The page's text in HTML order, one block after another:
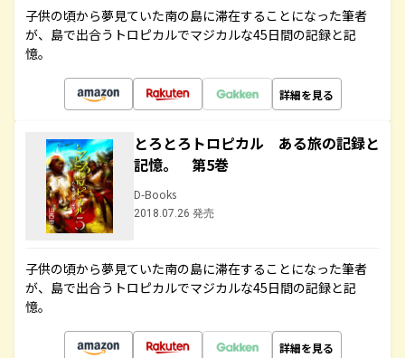
子供の頃から夢見ていた南の島に滞在することになった筆者
が、島で出合うトロピカルでマジカルな45日間の記録と記
憶。
詳細を見る
とろとろトロピカル ある旅の記録と
記憶。 第5巻
D-Books
2018.07.26 発売
子供の頃から夢見ていた南の島に滞在することになった筆者
が、島で出合うトロピカルでマジカルな45日間の記録と記
憶。
詳細を見る